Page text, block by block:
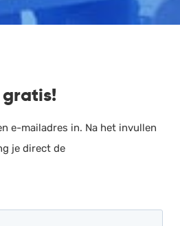
e-mailadres in. Na het invullen
je direct de